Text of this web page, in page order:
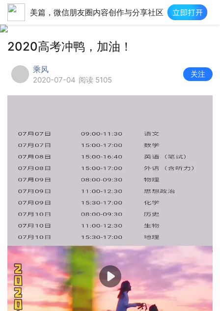
美篇，微信朋友圈内容创作与分享社区
2020高考冲鸭，加油！
乘风
2020-07-04 阅读 5105
关注